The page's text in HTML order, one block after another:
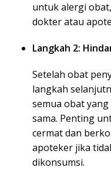
untuk alergi
dokter atau
Langkah 2:
Setelah obat
langkah
semua obat
sama. Penting
cermat dan
apoteker jika
dikonsumsi.